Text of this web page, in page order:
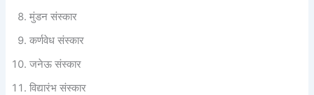
मुंडन संस्कार
कर्णवेध संस्कार
जनेऊ संस्कार
विद्यारंभ संस्कार